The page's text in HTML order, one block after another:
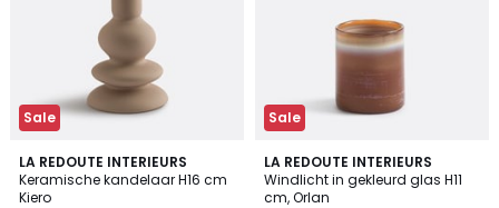
Sale
LA REDOUTE INTERIEURS
Keramische kandelaar H16 cm
Kiero
5
/
5
Sale
LA REDOUTE INTERIEURS
Windlicht in gekleurd glas H11
cm, Orlan
1
/
5